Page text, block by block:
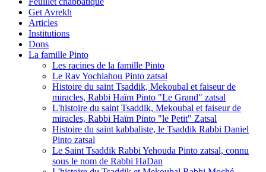
Get Avrekh
Articles
Institutions
Dons
La famille Pinto
Les racines de la famille Pinto
Le Rav Yochiahou Pinto zatsal
Histoire du saint Tsaddik, Mekoubal et faiseur de
miracles, Rabbi Haïm Pinto "Le Grand" zatsal
L'histoire du saint Tsaddik, Mekoubal et faiseur de
miracles, Rabbi Haïm Pinto "le Petit" Zatsal
Histoire du saint kabbaliste, le Tsaddik Rabbi Daniel
Pinto zatsal
Le Saint Tsaddik Rabbi Yehouda Pinto zatsal, connu
sous le nom de Rabbi HaDan